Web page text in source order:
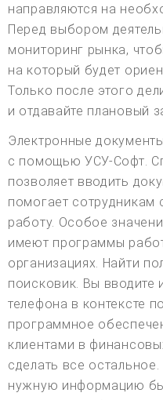
направляются на
Перед выбором
мониторинг рынка,
на который будет
Только после этого
и отдавайте плановый
Электронные
с помощью УСУ-Софт.
позволяет вводить
помогает сотрудникам
работу. Особое
имеют программы
организациях. Найти
поисковик. Вы вводите
телефона в контексте
программное
клиентами в
сделать все
нужную информацию